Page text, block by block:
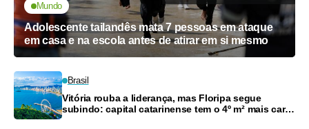
Mundo
Adolescente tailandês mata 7 pessoas em ataque
em casa e na escola antes de atirar em si mesmo
Brasil
Vitória rouba a liderança, mas Floripa segue
subindo: capital catarinense tem o 4º m² mais caro